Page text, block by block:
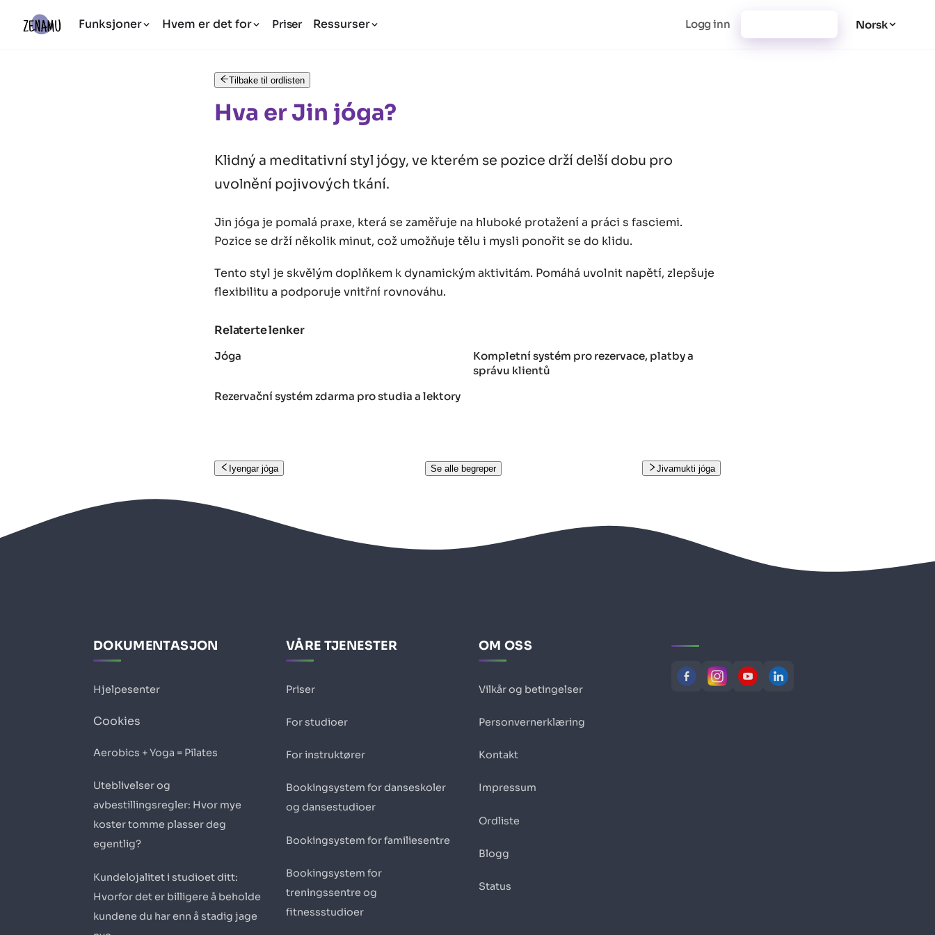
Funksjoner Hvem er det for Priser Ressurser Logg inn Norsk
Tilbake til ordlisten
Hva er Jin jóga?
Klidný a meditativní styl jógy, ve kterém se pozice drží delší dobu pro
uvolnění pojivových tkání.
Jin jóga je pomalá praxe, která se zaměřuje na hluboké protažení a práci s fasciemi.
Pozice se drží několik minut, což umožňuje tělu i mysli ponořit se do klidu.
Tento styl je skvělým doplňkem k dynamickým aktivitám. Pomáhá uvolnit napětí, zlepšuje
flexibilitu a podporuje vnitřní rovnováhu.
Relaterte lenker
Jóga
Kompletní systém pro rezervace, platby a
správu klientů
Rezervační systém zdarma pro studia a lektory
Iyengar jóga Se alle begreper Jivamukti jóga
DOKUMENTASJON
Hjelpesenter
Cookies
Aerobics + Yoga = Pilates
Uteblivelser og
avbestillingsregler: Hvor mye
koster tomme plasser deg
egentlig?
Kundelojalitet i studioet ditt:
Hvorfor det er billigere å beholde
kundene du har enn å stadig jage
VÅRE TJENESTER
Priser
For studioer
For instruktører
Bookingsystem for danseskoler
og dansestudioer
Bookingsystem for familiesentre
Bookingsystem for
treningssentre og
fitnessstudioer
OM OSS
Vilkår og betingelser
Personvernerklæring
Kontakt
Impressum
Ordliste
Blogg
Status